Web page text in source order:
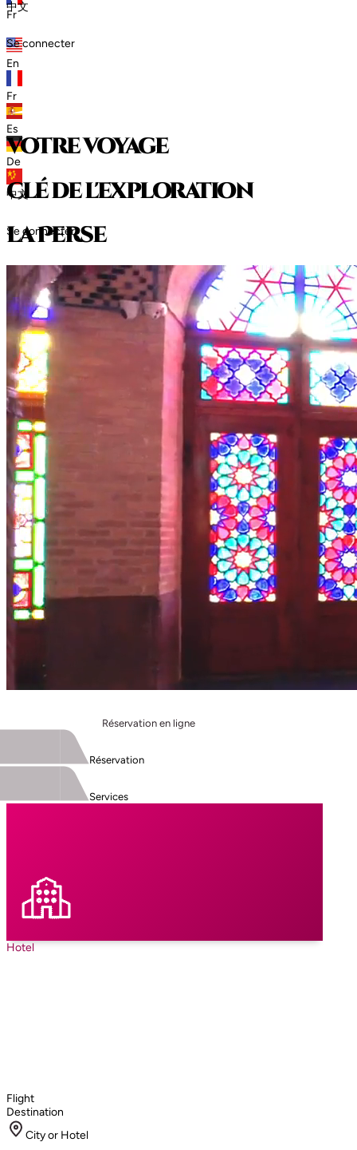
Fr
En
Fr
Es
De
中文
Se connecter
中文
Se connecter
votre voyage
clé de l'exploration
laPerse
Réservation en ligne
Réservation
Services
Hotel
Flight
Destination
City or Hotel